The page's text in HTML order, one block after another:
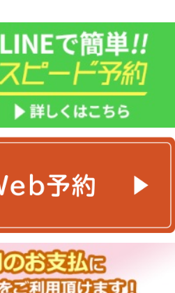
登
録